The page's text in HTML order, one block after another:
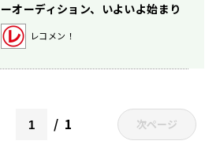
ーオーディション、いよいよ始まり
ますね！
レコメン！
1 次ページ